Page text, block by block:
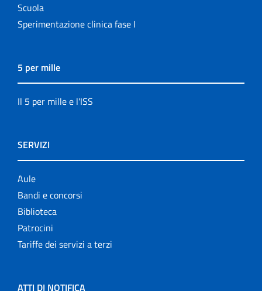
Scuola
Sperimentazione clinica fase I
5 per mille
Il 5 per mille e l'ISS
SERVIZI
Aule
Bandi e concorsi
Biblioteca
Patrocini
Tariffe dei servizi a terzi
ATTI DI NOTIFICA